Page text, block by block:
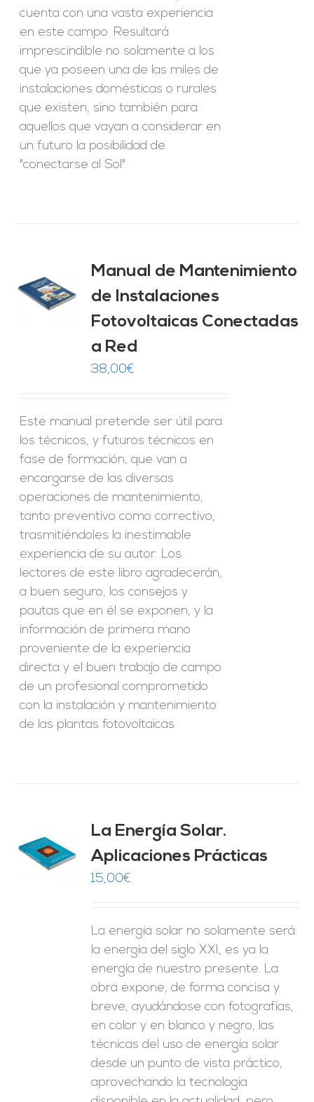
cuenta con una vasta experiencia
en este campo. Resultará
imprescindible no solamente a los
que ya poseen una de las miles de
instalaciones domésticas o rurales
que existen, sino también para
aquellos que vayan a considerar en
un futuro la posibilidad de
"conectarse al Sol".
Manual de Mantenimiento
de Instalaciones
Fotovoltaicas Conectadas
a Red
38,00€
Este manual pretende ser útil para
los técnicos, y futuros técnicos en
fase de formación, que van a
encargarse de las diversas
operaciones de mantenimiento,
tanto preventivo como correctivo,
trasmitiéndoles la inestimable
experiencia de su autor. Los
lectores de este libro agradecerán,
a buen seguro, los consejos y
pautas que en él se exponen, y la
información de primera mano
proveniente de la experiencia
directa y el buen trabajo de campo
de un profesional comprometido
con la instalación y mantenimiento
de las plantas fotovoltaicas.
La Energía Solar.
Aplicaciones Prácticas
15,00€
La energía solar no solamente será
la energía del siglo XXI, es ya la
energía de nuestro presente. La
obra expone, de forma concisa y
breve, ayudándose con fotografías,
en color y en blanco y negro, las
técnicas del uso de energía solar
desde un punto de vista práctico,
aprovechando la tecnología